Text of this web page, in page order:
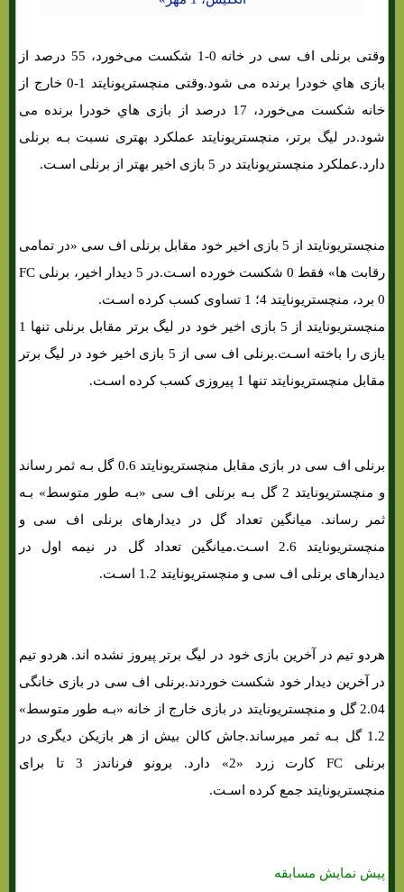
وقتی برنلی اف سی در خانه 0-1 شکست می‌خورد، 55 درصد از
بازی هاي‌ خودرا برنده می شود.وقتی منچستریونایتد 1-0 خارج از
خانه شکست می‌خورد، 17 درصد از بازی هاي‌ خودرا برنده می
شود.در لیگ برتر، منچستریونایتد عملکرد بهتری نسبت بـه برنلی
دارد.عملکرد منچستریونایتد در 5 بازی اخیر بهتر از برنلی اسـت.
منچستریونایتد از 5 بازی اخیر خود مقابل برنلی اف سی «در تمامی
رقابت ها» فقط 0 شکست خورده اسـت.در 5 دیدار اخیر، برنلی FC
0 برد، منچستریونایتد 4؛ 1 تساوی کسب کرده اسـت.
منچستریونایتد از 5 بازی اخیر خود در لیگ برتر مقابل برنلی تنها 1
بازی را باخته اسـت.برنلی اف سی از 5 بازی اخیر خود در لیگ برتر
مقابل منچستریونایتد تنها 1 پیروزی کسب کرده اسـت.
برنلی اف سی در بازی مقابل منچستریونایتد 0.6 گل بـه ثمر رساند
و منچستریونایتد 2 گل بـه برنلی اف سی «بـه طور متوسط» بـه
ثمر رساند. میانگین تعداد گل در دیدارهای برنلی اف سی و
منچستریونایتد 2.6 اسـت.میانگین تعداد گل در نیمه اول در
دیدارهای برنلی اف سی و منچستریونایتد 1.2 اسـت.
هردو تیم در آخرین بازی خود در لیگ برتر پیروز نشده اند. هردو تیم
در آخرین دیدار خود شکست خوردند.برنلی اف سی در بازی خانگی
2.04 گل و منچستریونایتد در بازی خارج از خانه «بـه طور متوسط»
1.2 گل بـه ثمر میرساند.جاش کالن بیش از هر بازیکن دیگری در
برنلی FC کارت زرد «2» دارد. برونو فرناندز 3 تا برای
منچستریونایتد جمع کرده اسـت.
پیش نمایش مسابقه